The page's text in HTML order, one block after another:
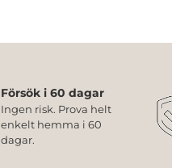
Försök i 60 dagar
Ingen risk. Prova helt
enkelt hemma i 60
dagar.